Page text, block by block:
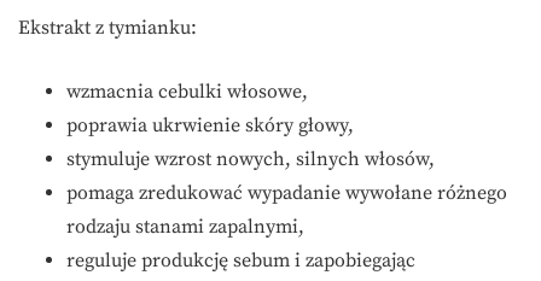
Ekstrakt z tymianku:
wzmacnia cebulki włosowe,
poprawia ukrwienie skóry głowy,
stymuluje wzrost nowych, silnych włosów,
pomaga zredukować wypadanie wywołane różnego
rodzaju stanami zapalnymi,
reguluje produkcję sebum i zapobiegając